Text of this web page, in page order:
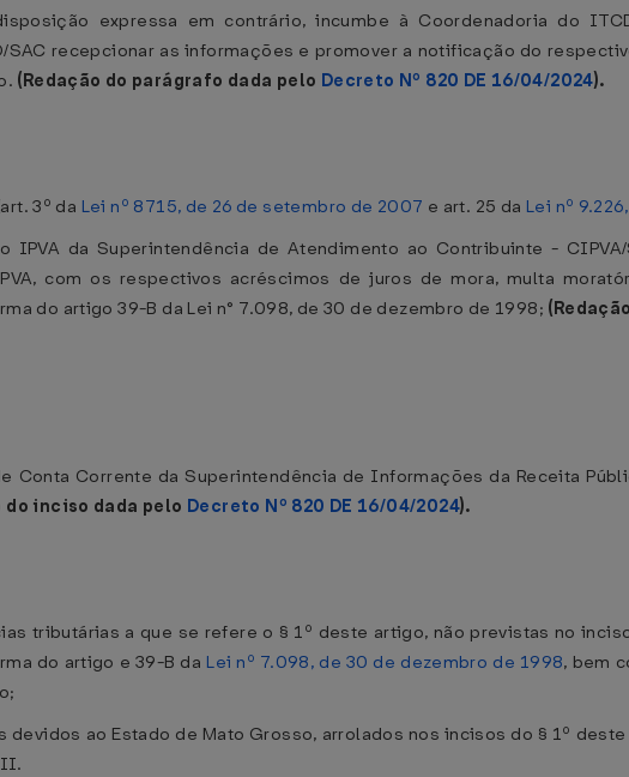
expressa em contrário, incumbe à Coordenadoria do
SAC recepcionar as informações e promover a notificação do
(Redação do parágrafo dada pelo Decreto Nº 820 DE 16/04/2024).
3º da Lei nº 8715, de 26 de setembro de 2007 e art. 25 da Lei nº
IPVA da Superintendência de Atendimento ao Contribuinte -
com os respectivos acréscimos de juros de mora, multa
do artigo 39-B da Lei n° 7.098, de 30 de dezembro de 1998;
Conta Corrente da Superintendência de Informações da Receita
do inciso dada pelo Decreto Nº 820 DE 16/04/2024).
tributárias a que se refere o § 1º deste artigo, não previstas no
do artigo e 39-B da Lei nº 7.098, de 30 de dezembro de 1998, bem
devidos ao Estado de Mato Grosso, arrolados nos incisos do § 1º
II.